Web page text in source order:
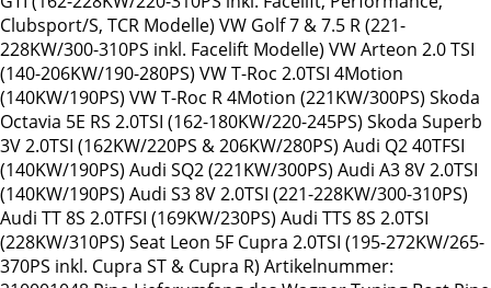
Clubsport/S, TCR Modelle) VW Golf 7 & 7.5 R (221-
228KW/300-310PS inkl. Facelift Modelle) VW Arteon 2.0 TSI
(140-206KW/190-280PS) VW T-Roc 2.0TSI 4Motion
(140KW/190PS) VW T-Roc R 4Motion (221KW/300PS) Skoda
Octavia 5E RS 2.0TSI (162-180KW/220-245PS) Skoda Superb
3V 2.0TSI (162KW/220PS & 206KW/280PS) Audi Q2 40TFSI
(140KW/190PS) Audi SQ2 (221KW/300PS) Audi A3 8V 2.0TSI
(140KW/190PS) Audi S3 8V 2.0TSI (221-228KW/300-310PS)
Audi TT 8S 2.0TFSI (169KW/230PS) Audi TTS 8S 2.0TSI
(228KW/310PS) Seat Leon 5F Cupra 2.0TSI (195-272KW/265-
370PS inkl. Cupra ST & Cupra R) Artikelnummer: